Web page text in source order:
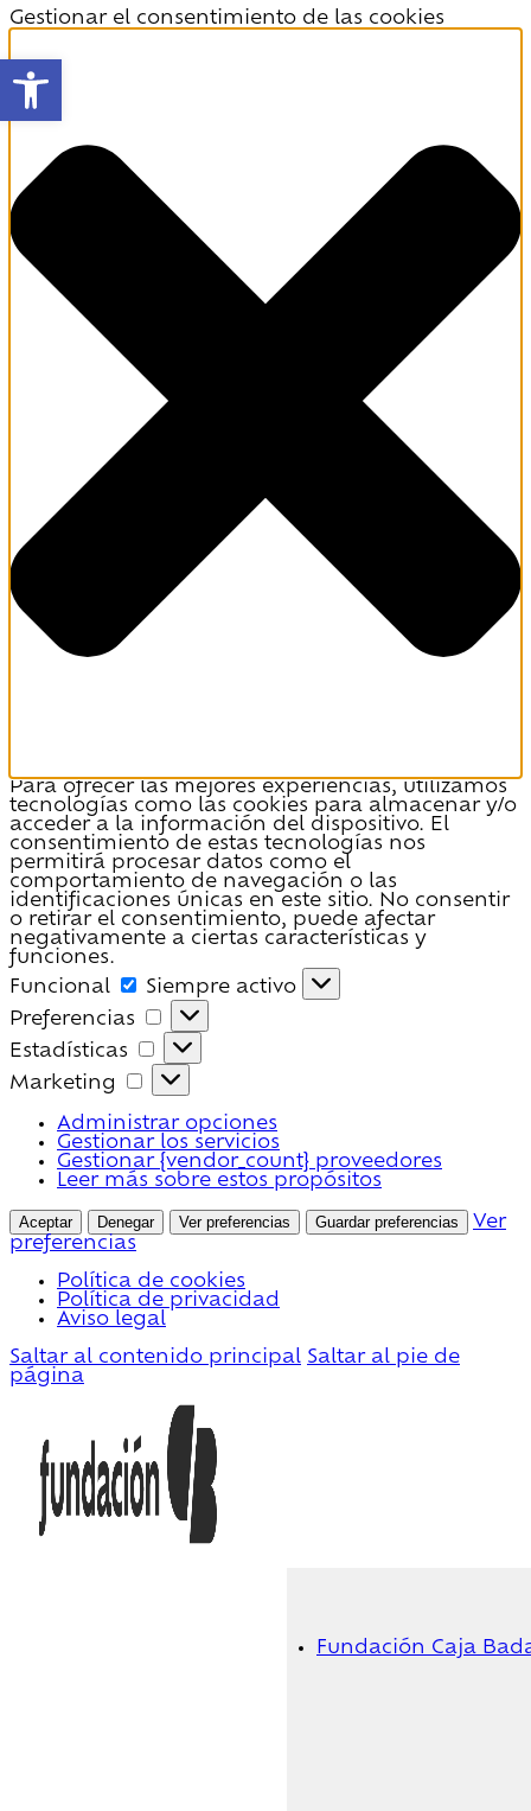
Abrir barra de herramientas
Gestionar el consentimiento de las cookies
Para ofrecer las mejores experiencias, utilizamos
tecnologías como las cookies para almacenar y/o
acceder a la información del dispositivo. El
consentimiento de estas tecnologías nos
permitirá procesar datos como el
comportamiento de navegación o las
identificaciones únicas en este sitio. No consentir
o retirar el consentimiento, puede afectar
negativamente a ciertas características y
funciones.
Funcional
Funcional
Siempre activo
Preferencias
Preferencias
Estadísticas
Estadísticas
Marketing
Marketing
Administrar opciones
Gestionar los servicios
Gestionar {vendor_count} proveedores
Leer más sobre estos propósitos
Aceptar Denegar Ver preferencias Guardar preferencias
Ver
preferencias
Política de cookies
Política de privacidad
Aviso legal
Saltar al contenido principal Saltar al pie de
página
Fundación Caja